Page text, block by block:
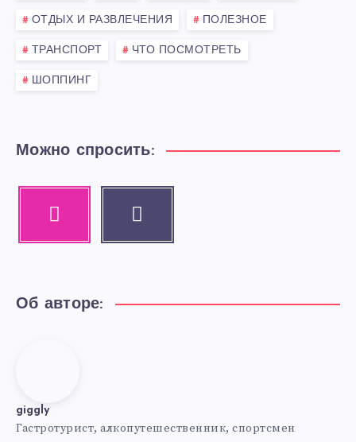
ОТДЫХ И РАЗВЛЕЧЕНИЯ ПОЛЕЗНОЕ
ТРАНСПОРТ ЧТО ПОСМОТРЕТЬ
ШОППИНГ
Можно спросить:
Instagram Email
Contact
Об авторе:
giggly
Гастротурист, алкопутешественник, спортсмен